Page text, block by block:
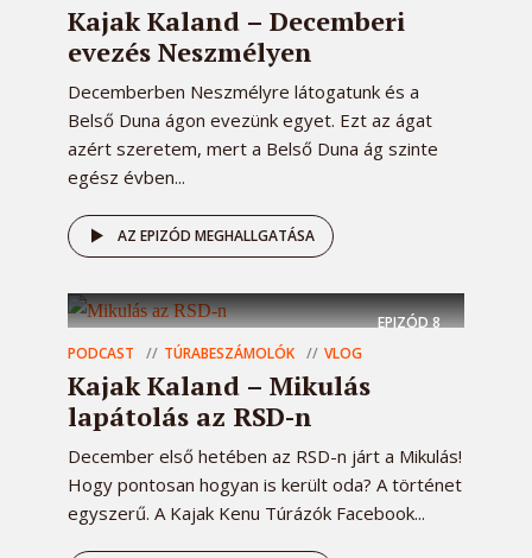
Kajak Kaland – Decemberi
evezés Neszmélyen
Decemberben Neszmélyre látogatunk és a
Belső Duna ágon evezünk egyet. Ezt az ágat
azért szeretem, mert a Belső Duna ág szinte
egész évben...
AZ EPIZÓD MEGHALLGATÁSA
EPIZÓD8
PODCAST
TÚRABESZÁMOLÓK VLOG
Kajak Kaland – Mikulás
lapátolás az RSD-n
December első hetében az RSD-n járt a Mikulás!
Hogy pontosan hogyan is került oda? A történet
egyszerű. A Kajak Kenu Túrázók Facebook...